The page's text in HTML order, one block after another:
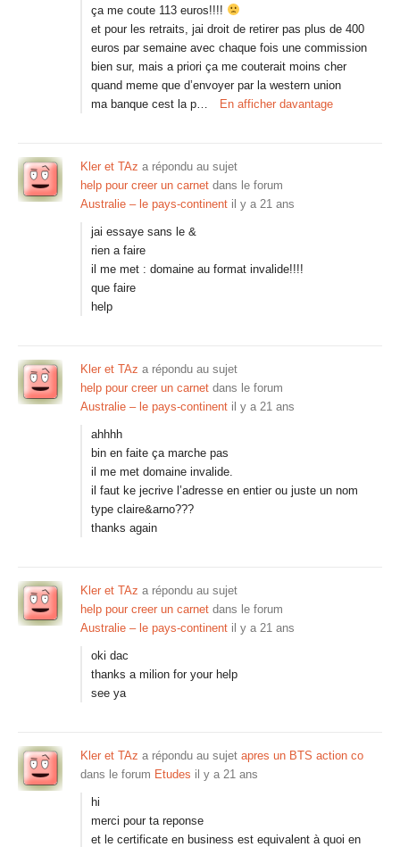
ça me coute 113 euros!!!!
et pour les retraits, jai droit de retirer pas plus de 400
euros par semaine avec chaque fois une commission
bien sur, mais a priori ça me couterait moins cher
quand meme que d’envoyer par la western union
ma banque cest la p…
En afficher davantage
Kler et TAz a répondu au sujet
help pour creer un carnet dans le forum
Australie – le pays-continent il y a 21 ans
jai essaye sans le &
rien a faire
il me met : domaine au format invalide!!!!
que faire
help
Kler et TAz a répondu au sujet
help pour creer un carnet dans le forum
Australie – le pays-continent il y a 21 ans
ahhhh
bin en faite ça marche pas
il me met domaine invalide.
il faut ke jecrive l’adresse en entier ou juste un nom
type claire&arno???
thanks again
Kler et TAz a répondu au sujet
help pour creer un carnet dans le forum
Australie – le pays-continent il y a 21 ans
oki dac
thanks a milion for your help
see ya
Kler et TAz a répondu au sujet apres un BTS action co
dans le forum Etudes il y a 21 ans
hi
merci pour ta reponse
et le certificate en business est equivalent à quoi en